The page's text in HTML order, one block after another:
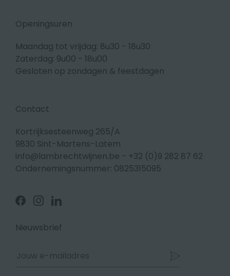
Openingsuren
Maandag tot vrijdag: 8u30 - 18u30
Zaterdag: 9u00 - 18u00
Gesloten op zondagen & feestdagen
Contact
Kortrijksesteenweg 265/A
9830 Sint-Martens-Latem
info@lambrechtwijnen.be - +32 (0)9 282 87 62
Ondernemingsnummer: 0825315095
Volg
ons
Facebook
Volg
ons
Instagram
Volg
ons
Linkedin
Nieuwsbrief